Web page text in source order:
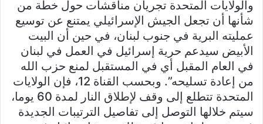
والولايات المتحدة تجريان مناقشات حول خطة من
شأنها أن تجعل الجيش الإسرائيلي يمتنع عن توسيع
عمليته البرية في جنوب لبنان، في حين أن البيت
الأبيض سيدعم حرية إسرائيل في العمل في لبنان
في العام المقبل أي في المستقبل لمنع حزب الله
من إعادة تسليحه”. وبحسب القناة 12، فإن الولايات
المتحدة تتطلع إلى وقف لإطلاق النار لمدة 60 يوما،
سيتم خلالها التوصل إلى تفاصيل الترتيبات الجديدة